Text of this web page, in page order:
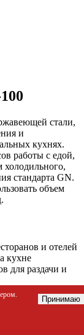
стали,
и
кухнях.
работы с едой,
холодильного,
стандарта GN.
объем
и отелей
кухне
для раздачи и
перевозки
Принимаю